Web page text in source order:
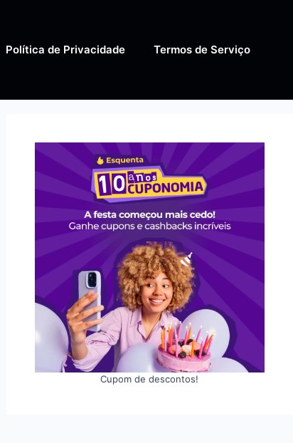
Política de Privacidade Termos de Serviço
Cupom de descontos!